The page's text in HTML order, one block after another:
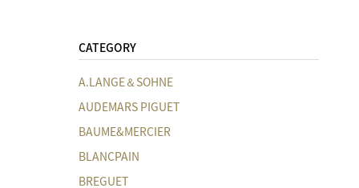
CATEGORY
A.LANGE＆SOHNE
AUDEMARS PIGUET
BAUME&MERCIER
BLANCPAIN
BREGUET